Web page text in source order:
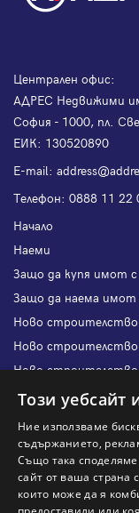
Централен офис:
АДРЕС Недвижими
София - 1000, пл.
ЕИК: 130520890
Е-mail:
Телефон: 0888 11 22
Начало
Наеми
Защо да купя имот с
Защо да наема имот
Ново
Ново строителство
Ново
Ново строителство
Защо да отдам
Наши офиси
Кариери
Този уебсайт
Ние използваме
съдържанието,
Също така
сайт от ваша страна
които може да я